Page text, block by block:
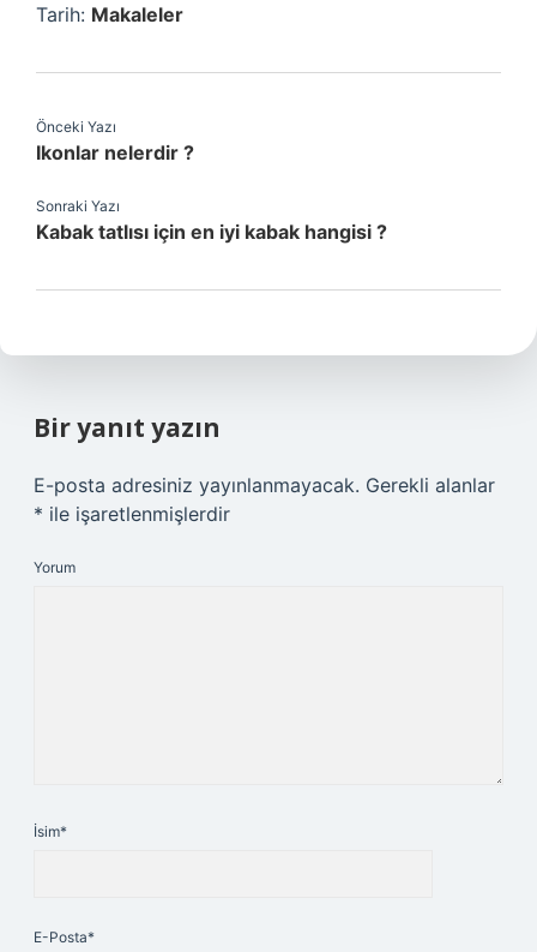
Tarih: Makaleler
Önceki Yazı
Ikonlar nelerdir ?
Sonraki Yazı
Kabak tatlısı için en iyi kabak hangisi ?
Bir yanıt yazın
E-posta adresiniz yayınlanmayacak. Gerekli alanlar
* ile işaretlenmişlerdir
Yorum
İsim*
E-Posta*